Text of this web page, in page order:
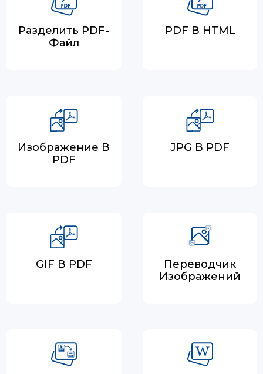
Разделить PDF-
Файл
PDF В HTML
Изображение В
PDF
JPG В PDF
GIF В PDF
Переводчик
Изображений